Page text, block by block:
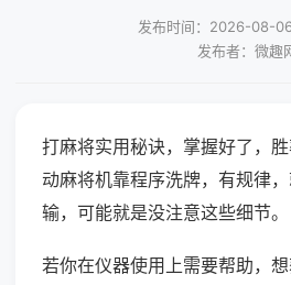
发布时间：2026-08-
发布者：微趣
打麻将实用秘诀，掌握好了，
动麻将机靠程序洗牌，有规律
输，可能就是没注意这些细节。
若你在仪器使用上需要帮助，